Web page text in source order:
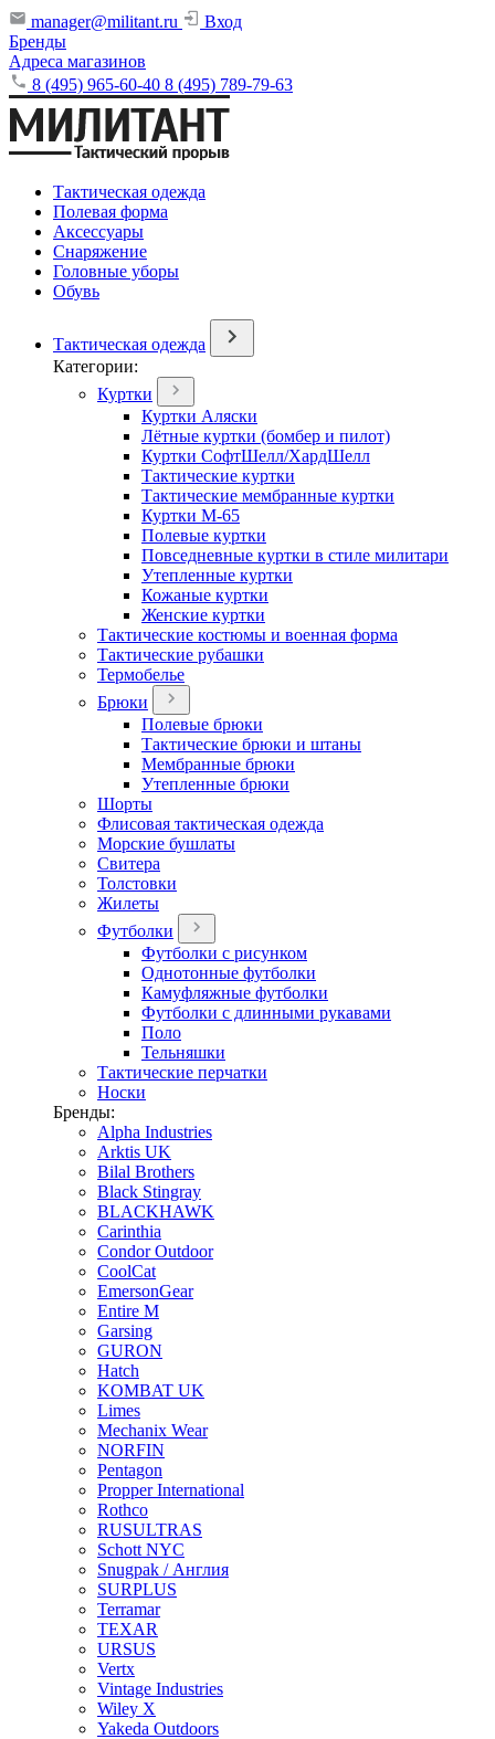
manager@militant.ru
Вход
Бренды
Адреса магазинов
8 (495) 965-60-40 8 (495) 789-79-63
Тактическая одежда
Полевая форма
Аксессуары
Снаряжение
Головные уборы
Обувь
Тактическая одежда
Категории:
Куртки
Куртки Аляски
Лётные куртки (бомбер и пилот)
Куртки СофтШелл/ХардШелл
Тактические куртки
Тактические мембранные куртки
Куртки М-65
Полевые куртки
Повседневные куртки в стиле милитари
Утепленные куртки
Кожаные куртки
Женские куртки
Тактические костюмы и военная форма
Тактические рубашки
Термобелье
Брюки
Полевые брюки
Тактические брюки и штаны
Мембранные брюки
Утепленные брюки
Шорты
Флисовая тактическая одежда
Морские бушлаты
Свитера
Толстовки
Жилеты
Футболки
Футболки с рисунком
Однотонные футболки
Камуфляжные футболки
Футболки с длинными рукавами
Поло
Тельняшки
Тактические перчатки
Носки
Бренды:
Alpha Industries
Arktis UK
Bilal Brothers
Black Stingray
BLACKHAWK
Carinthia
Condor Outdoor
CoolCat
EmersonGear
Entire M
Garsing
GURON
Hatch
KOMBAT UK
Limes
Mechanix Wear
NORFIN
Pentagon
Propper International
Rothco
RUSULTRAS
Schott NYC
Snugpak / Англия
SURPLUS
Terramar
TEXAR
URSUS
Vertx
Vintage Industries
Wiley X
Yakeda Outdoors